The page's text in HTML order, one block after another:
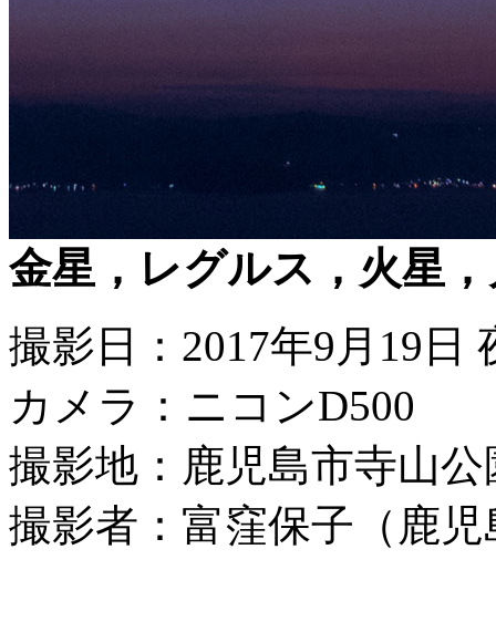
金星，レグルス，火星
撮影日：2017年9月19日
カメラ：ニコンD500
撮影地：鹿児島市寺山公
撮影者：富窪保子（鹿児